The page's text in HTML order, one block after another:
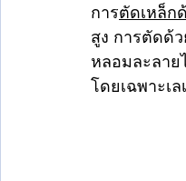
การตัดเหล็ก
สูง การตัดด้
หลอมละลาย
โดยเฉพาะเ